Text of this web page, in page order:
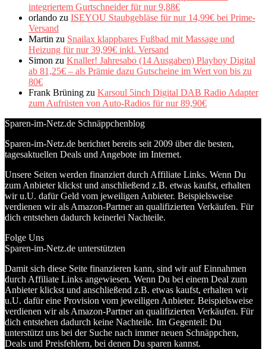
integriertem Gurtschneider für nur 9,88€
orlando zu ISEYOU Staubgebläse für nur 14,99€ bei Prime-
Versand
Martin zu Snailax klappbares Fußbad mit Massage und
Heizung für nur 39,99€ inkl. Versand
Simon zu Knaller! Jahresabo (14 Ausgaben) Playboy Digital
ab 81,25€ – als Prämie dazu Gutscheine im Wert von bis zu
80€
Frank Brüning zu Karsoul 5inch Digital DAB Radio Adapter
zum Aufrüsten von Auto-Radios für nur 89,90€
Sparen-im-Netz.de Schnäppchenblog
Sparen-im-Netz.de berichtet bereits seit 2009 über die besten,
tagesaktuellen Deals und Angebote im Internet.
Unsere Seiten werden finanziert durch Affiliate Links. Wenn Du
zum Anbieter klickst und anschließend z.B. etwas kaufst, erhalten
wir u.U. dafür Geld vom jeweiligen Anbieter. Beispielsweise
verdienen wir als Amazon-Partner an qualifizierten Verkäufen. Für
dich entstehen dadurch keinerlei Nachteile.
Folge Uns
Sparen-im-Netz.de unterstützten
Damit sich diese Seite finanzieren kann, sind wir auf Einnahmen
durch Affiliate Links angewiesen. Wenn Du bei einem Deal zum
Anbieter klickst und anschließend z.B. etwas kaufst, erhalten wir
u.U. dafür eine Provision vom jeweiligen Anbieter. Beispielsweise
verdienen wir als Amazon-Partner an qualifizierten Verkäufen. Für
dich entstehen dadurch keine Nachteile. Im Gegenteil: Du
unterstützt uns bei der Suche nach immer neuen Schnäppchen,
Deals und Preisfehlern, bei denen Du sparen kannst.